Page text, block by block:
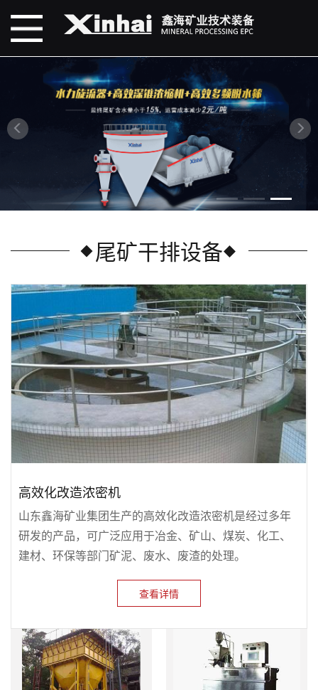
尾矿干排设备
高效化改造浓密机
山东鑫海矿业集团生产的高效化改造浓密机是经过多年
研发的产品，可广泛应用于冶金、矿山、煤炭、化工、
建材、环保等部门矿泥、废水、废渣的处理。
查看详情